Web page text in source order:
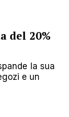
del 20%
la sua
e un